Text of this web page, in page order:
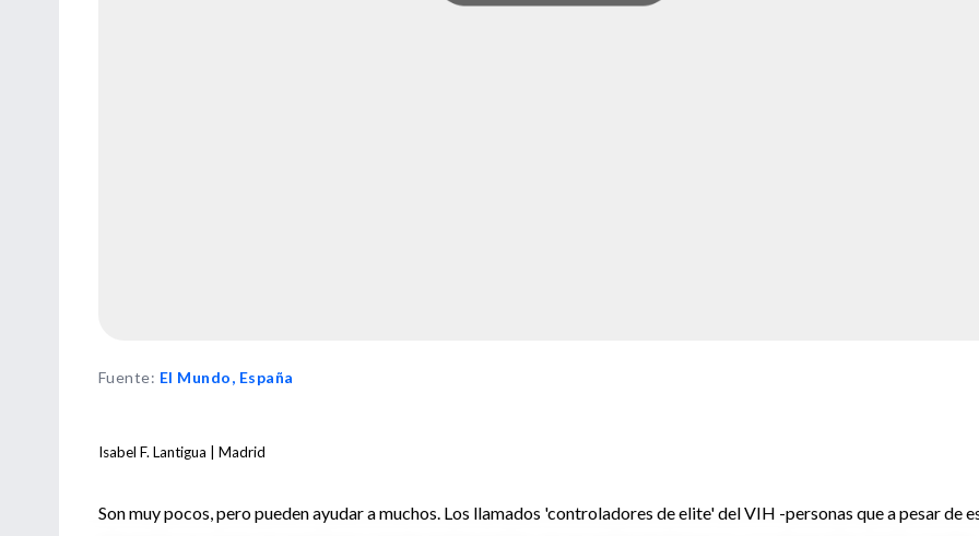
Fuente: El Mundo, España
Isabel F. Lantigua | Madrid
Son muy pocos, pero pueden ayudar a muchos. Los llamados 'controladores de elite' del VIH -personas que a pesar de